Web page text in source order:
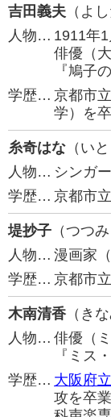
吉田義夫 （よ
人物… 1911年
俳優（
『鳩子
学歴… 京都市
学）を
糸奇はな （い
人物… シンガ
学歴… 京都市
堤抄子 （つつ
人物… 漫画家
学歴… 京都市
木南清香 （き
人物… 俳優（
『ミス
学歴… 大阪府
攻を卒